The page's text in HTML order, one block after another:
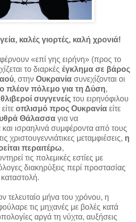
καλές γιορτές, καλή χρονιά!
«επί γης ειρήνη» (προς το
το διαρκές έγκλημα σε βάρος
, στην Ουκρανία συνεχίζονται οι
πλέον πόλεμο για τη Δύση,
θλιβεροί συγγενείς του ειρηνόφιλου
είτε οπλισμό προς Ουκρανία είτε
Θάλασσα για να
ισραηλινά συμφέροντα από τους
χριστουγεννιάτικες μεταμφιέσεις, η
περαιτέρω,
τις πολεμικές εστίες με
διακηρύξεις περί προστασίας
τελευταίο μήνα του χρόνου, η
τις μηχανές με βολές κατά
αργά τη νύχτα, αυξήσεις